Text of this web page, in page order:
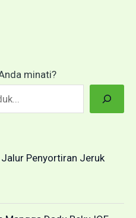
minati?
Penyortiran Jeruk